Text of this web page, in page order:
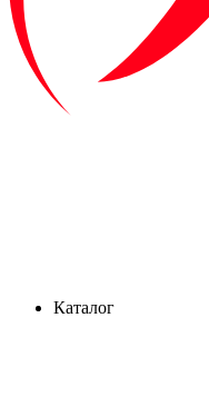
Каталог